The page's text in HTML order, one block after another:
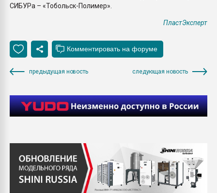
СИБУРа – «Тобольск-Полимер».
ПластЭксперт
предыдущая новость следующая новость